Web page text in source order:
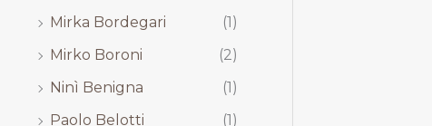
Mirka Bordegari
(1)
Mirko Boroni
(2)
Ninì Benigna
(1)
Paolo Belotti
(1)